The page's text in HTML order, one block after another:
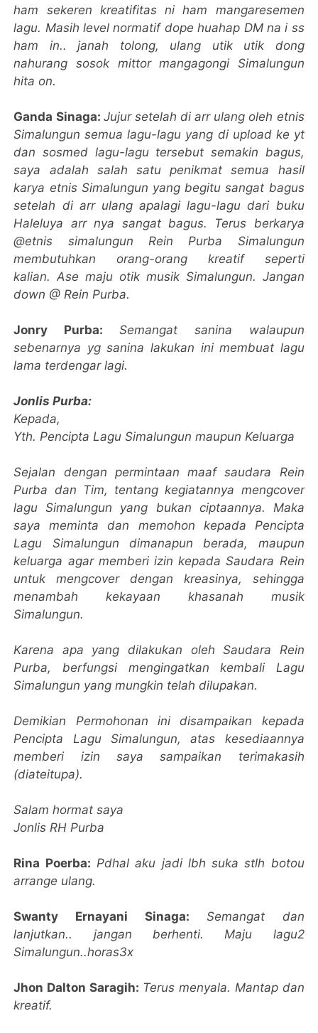
ham sekeren kreatifitas ni ham mangaresemen
lagu. Masih level normatif dope huahap DM na i ss
ham in.. janah tolong, ulang utik utik dong
nahurang sosok mittor mangagongi Simalungun
hita on.
Ganda Sinaga: Jujur setelah di arr ulang oleh etnis
Simalungun semua lagu-lagu yang di upload ke yt
dan sosmed lagu-lagu tersebut semakin bagus,
saya adalah salah satu penikmat semua hasil
karya etnis Simalungun yang begitu sangat bagus
setelah di arr ulang apalagi lagu-lagu dari buku
Haleluya arr nya sangat bagus. Terus berkarya
@etnis simalungun Rein Purba Simalungun
membutuhkan orang-orang kreatif seperti
kalian.Ase maju otik musik Simalungun. Jangan
down @ Rein Purba.
Jonry Purba: Semangat sanina walaupun
sebenarnya yg sanina lakukan ini membuat lagu
lama terdengar lagi.
Jonlis Purba:
Kepada,
Yth. Pencipta Lagu Simalungun maupun Keluarga
Sejalan dengan permintaan maaf saudara Rein
Purba dan Tim, tentang kegiatannya mengcover
lagu Simalungun yang bukan ciptaannya. Maka
saya meminta dan memohon kepada Pencipta
Lagu Simalungun dimanapun berada, maupun
keluarga agar memberi izin kepada Saudara Rein
untuk mengcover dengan kreasinya, sehingga
menambah kekayaan khasanah musik
Simalungun.
Karena apa yang dilakukan oleh Saudara Rein
Purba, berfungsi mengingatkan kembali Lagu
Simalungun yang mungkin telah dilupakan.
Demikian Permohonan ini disampaikan kepada
Pencipta Lagu Simalungun, atas kesediaannya
memberi izin saya sampaikan terimakasih
(diateitupa).
Salam hormat saya
Jonlis RH Purba
Rina Poerba: Pdhal aku jadi lbh suka stlh botou
arrange ulang.
Swanty Ernayani Sinaga: Semangat dan
lanjutkan.. jangan berhenti. Maju lagu2
Simalungun..horas3x
Jhon Dalton Saragih: Terus menyala. Mantap dan
kreatif.